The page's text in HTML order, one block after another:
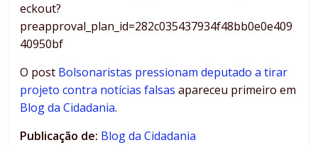
eckout?
preapproval_plan_id=282c035437934f48bb0e0e409
40950bf
O post Bolsonaristas pressionam deputado a tirar
projeto contra notícias falsas apareceu primeiro em
Blog da Cidadania.
Publicação de: Blog da Cidadania